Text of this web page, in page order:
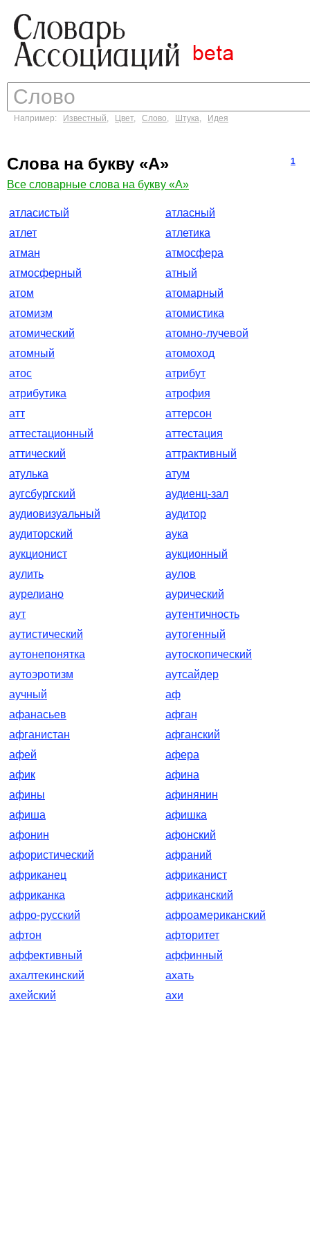
Например: Известный, Цвет, Слово, Штука, Идея
Слова на букву «А» 1
Все словарные слова на букву «А»
атласистый
атласный
атлет
атлетика
атман
атмосфера
атмосферный
атный
атом
атомарный
атомизм
атомистика
атомический
атомно-лучевой
атомный
атомоход
атос
атрибут
атрибутика
атрофия
атт
аттерсон
аттестационный
аттестация
аттический
аттрактивный
атулька
атум
аугсбургский
аудиенц-зал
аудиовизуальный
аудитор
аудиторский
аука
аукционист
аукционный
аулить
аулов
аурелиано
аурический
аут
аутентичность
аутистический
аутогенный
аутонепонятка
аутоскопический
аутоэротизм
аутсайдер
аучный
аф
афанасьев
афган
афганистан
афганский
афей
афера
афик
афина
афины
афинянин
афиша
афишка
афонин
афонский
афористический
афраний
африканец
африканист
африканка
африканский
афро-русский
афроамериканский
афтон
афторитет
аффективный
аффинный
ахалтекинский
ахать
ахейский
ахи